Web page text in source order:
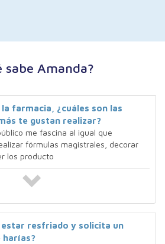
sabe Amanda?
farmacia, ¿cuáles son las
te gustan realizar?
me fascina al igual que
fórmulas magistrales, decorar
los producto
estar resfriado y solicita un
harías?